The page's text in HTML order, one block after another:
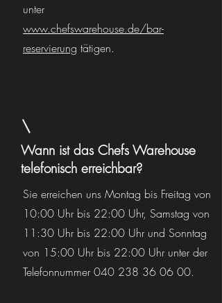
unter
www.chefswarehouse.de/bar-
reservierung tätigen.
Wann ist das Chefs Warehouse
telefonisch erreichbar?
Sie erreichen uns Montag bis Freitag von
10:00 Uhr bis 22:00 Uhr, Samstag von
11:30 Uhr bis 22:00 Uhr und Sonntag
von 15:00 Uhr bis 22:00 Uhr unter der
Telefonnummer040 238 36 06 00.